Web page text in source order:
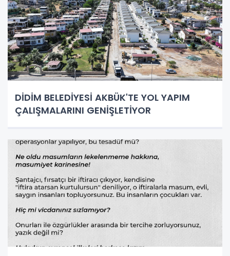
DİDİM BELEDİYESİ AKBÜK'TE YOL YAPIM
ÇALIŞMALARINI GENİŞLETİYOR